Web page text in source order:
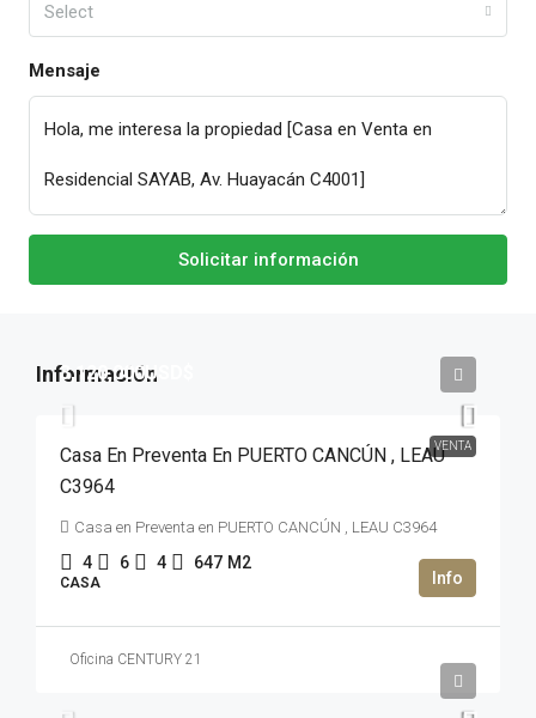
Select
Mensaje
Solicitar información
VENTA
3,120,000USD$
Casa En Preventa En PUERTO CANCÚN , LEAU
C3964
Casa en Preventa en PUERTO CANCÚN , LEAU C3964
4 6 4 647 M2
CASA
Oficina CENTURY 21